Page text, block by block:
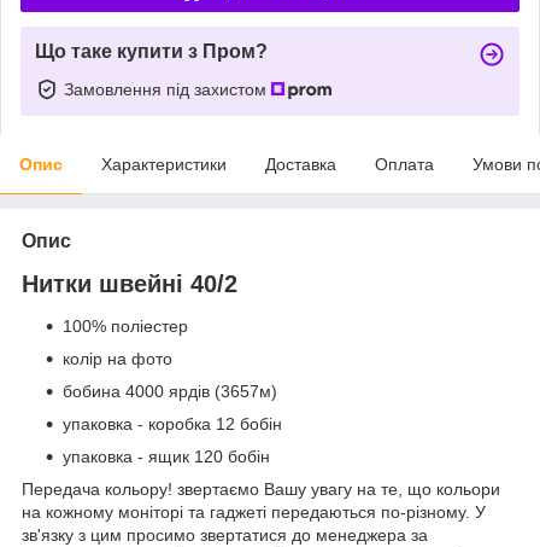
Що таке купити з Пром?
Замовлення під захистом
Опис Характеристики Доставка Оплата Умови
Опис
Нитки швейні 40/2
100% поліестер
колір на фото
бобина 4000 ярдів (3657м)
упаковка - коробка 12 бобін
упаковка - ящик 120 бобін
Передача кольору! звертаємо Вашу увагу на те, що кольори
на кожному моніторі та гаджеті передаються по-різному. У
зв'язку з цим просимо звертатися до менеджера за